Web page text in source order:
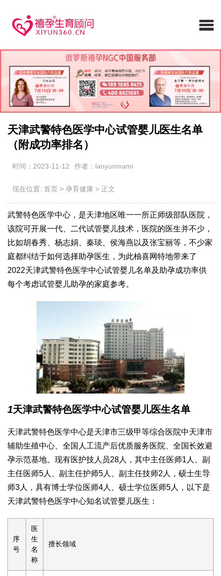
天津武警特色医学中心试管婴儿医生名单
（附成功率排名）
时间：2023-11-12 作者：lanyunmami
现在位置: 首页 > 孕育健康 > 正文
武警特色医学中心，是天津地区唯一一所正师级部队医院，
该院可开展一代、二代试管婴儿技术，医院的医生并不少，
比如胡春秀、杨志娟、秦琰、侯海燕以及张宝丽等，不少家
庭都纠结于如何选择助孕医生，为此柚喜网特地带来了
2022天津武警特色医学中心试管婴儿名单及助孕成功率供
每个考虑试管婴儿助孕的家庭参考。
1天津武警特色医学中心试管婴儿医生名单
天津武警特色医学中心是天津市三级甲等综合医院中天津市
辅助生殖中心、全国人工流产后优质服务医院、全国长效避
孕示范基地。现有医护技人员28人，其中主任医师1人、副
主任医师5人、副主任护师5人、副主任技师2人，硕士生导
师3人，具有博士学位医师4人、硕士学位医师5人，以下是
天津武警特色医学中心知名试管婴儿医生：
序
号
医
生
名
称
擅长领域